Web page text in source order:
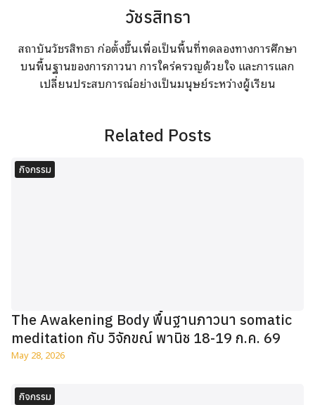
วัชรสิทธา
สถาบันวัชรสิทธา ก่อตั้งขึ้นเพื่อเป็นพื้นที่ทดลองทางการศึกษา
บนพื้นฐานของการภาวนา การใคร่ครวญด้วยใจ และการแลก
เปลี่ยนประสบการณ์อย่างเป็นมนุษย์ระหว่างผู้เรียน
Related Posts
กิจกรรม
The Awakening Body พื้นฐานภาวนา somatic
meditation กับ วิจักขณ์ พานิช 18-19 ก.ค. 69
May 28, 2026
กิจกรรม